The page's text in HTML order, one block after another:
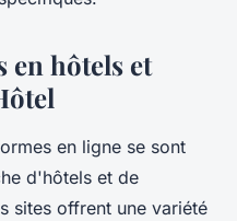
en hôtels et
en ligne se sont
d'hôtels et de
sites offrent une variété